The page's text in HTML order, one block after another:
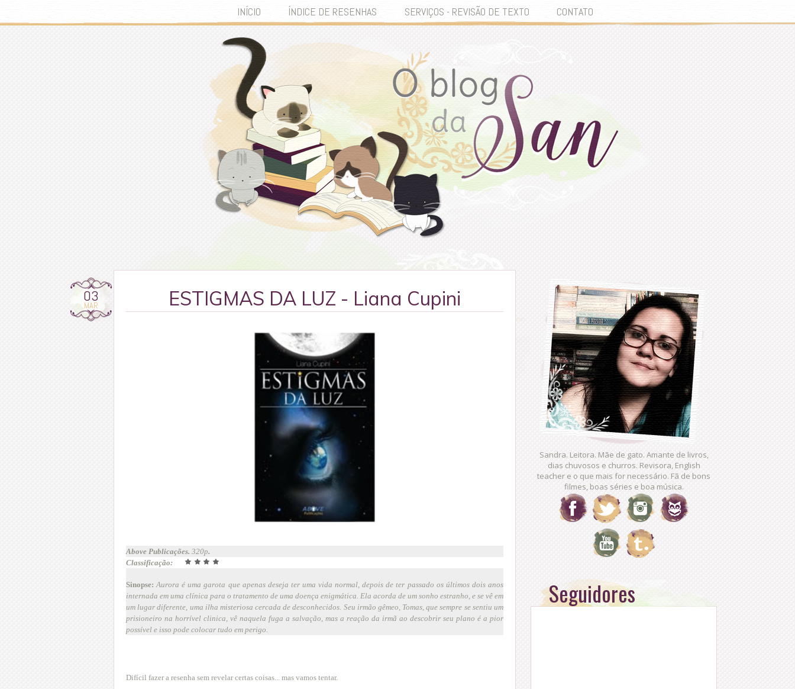
INÍCIO ÍNDICE DE RESENHAS SERVIÇOS - REVISÃO DE TEXTO CONTATO
03
MAR ESTIGMAS DA LUZ - Liana Cupini
Above Publicações. 320p.
Classificação:
Sinopse: Aurora é uma garota que apenas deseja ter uma vida normal, depois de ter passado os últimos dois anos
internada em uma clínica para o tratamento de uma doença enigmática. Ela acorda de um sonho estranho, e se vê em
um lugar diferente, uma ilha misteriosa cercada de desconhecidos. Seu irmão gêmeo, Tomas, que sempre se sentiu um
prisioneiro na horrível clinica, vê naquela fuga a salvação, mas a reação da irmã ao descobrir seu plano é a pior
possível e isso pode colocar tudo em perigo.
Difícil fazer a resenha sem revelar certas coisas... mas vamos tentar.
Sandra. Leitora. Mãe de gato. Amante de livros,
dias chuvosos e churros. Revisora, English
teacher e o que mais for necessário. Fã de bons
filmes, boas séries e boa música.
Seguidores